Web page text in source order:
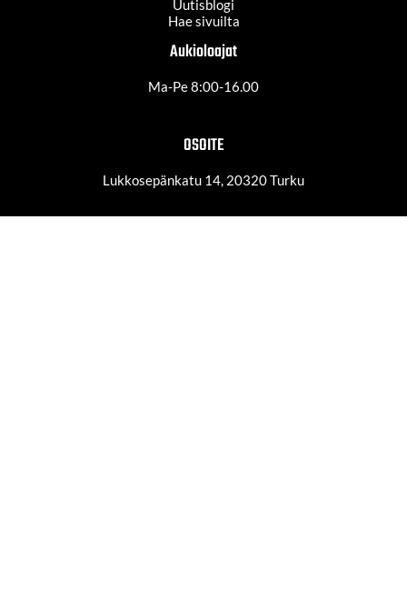
Uutisblogi
Hae sivuilta
Aukioloajat
Ma-Pe 8:00-16.00
OSOITE
Lukkosepänkatu 14, 20320 Turku